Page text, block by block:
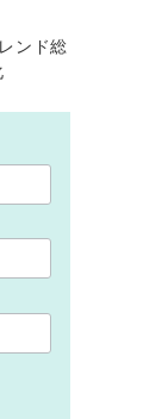
ンド総